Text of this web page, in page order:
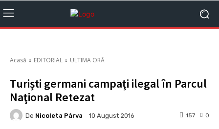
Acasă EDITORIAL ULTIMA ORĂ
Turişti germani campaţi ilegal în Parcul
Naţional Retezat
De Nicoleta Pârva 10 August 2016 0
157